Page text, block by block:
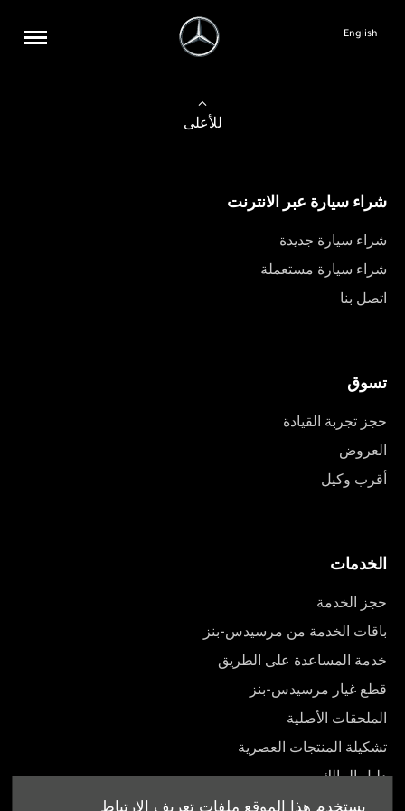
يستخدم هذا الموقع ملفات تعريف الارتباط
English
للأعلى
شراء سيارة عبر الانترنت
شراء سيارة جديدة
شراء سيارة مستعملة
اتصل بنا
تسوق
حجز تجربة القيادة
العروض
أقرب وكيل
الخدمات
حجز الخدمة
باقات الخدمة من مرسيدس-بنز
خدمة المساعدة على الطريق
قطع غيار مرسيدس-بنز
الملحقات الأصلية
تشكيلة المنتجات العصرية
دليل المالك